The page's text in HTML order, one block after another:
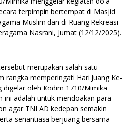
terpimpin bertempat di Masjid
Muslim dan di Ruang Rekreasi
Nasrani, Jumat (12/12/2025).
merupakan salah satu
rangka memperingati Hari Juang Ke-
digelar oleh Kodim 1710/Mimika.
ini adalah untuk mendoakan para
agar TNI AD kedepan semakin
senantiasa berjuang bersama